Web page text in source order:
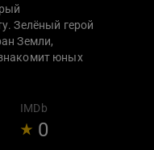
Зелёный герой
Земли,
юных
и
IMDb
0